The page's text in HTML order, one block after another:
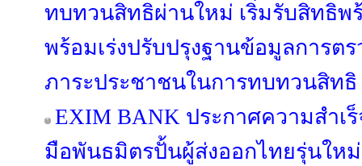
ทบทวนสิทธิผ่านใหม่ เริ่มรับสิทธิพ
พร้อมเร่งปรับปรุงฐานข้อมูลการ
ภาระประชาชนในการทบทวนสิทธิ
EXIM BANK ประกาศความสำเ
มือพันธมิตรปั้นผู้ส่งออกไทยรุ่นใหม่